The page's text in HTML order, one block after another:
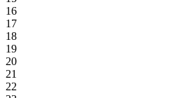
16
17
18
19
20
21
22